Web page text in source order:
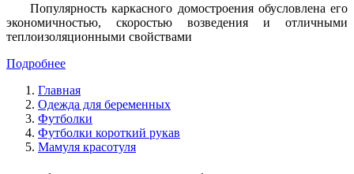
Популярность каркасного домостроения обусловлена его
экономичностью, скоростью возведения и отличными
теплоизоляционными свойствами
Подробнее
Главная
Одежда для беременных
Футболки
Футболки короткий рукав
Мамуля красотуля